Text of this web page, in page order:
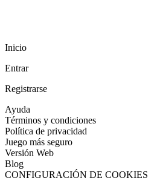
Inicio
Entrar
Registrarse
Ayuda
Términos y condiciones
Política de privacidad
Juego más seguro
Versión Web
Blog
CONFIGURACIÓN DE COOKIES